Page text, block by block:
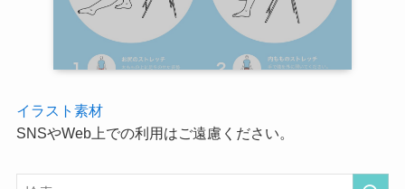
イラスト素材
SNSやWeb上での利用はご遠慮ください。